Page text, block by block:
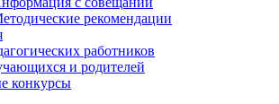
рекомендации
работников
и родителей
конкурсы